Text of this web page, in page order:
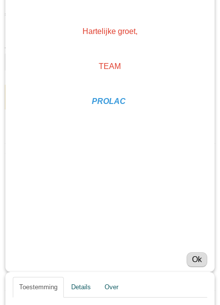
€ 309,22
Levertijd Geleverd binnen 24 uur!
Aantal
IN WINKELWAGEN
Scherp, geanodiseerde messen voor schoon, glad snijwerk
Beweegbare tapehouder om tape en papier altijd goed uitgelijnd te
houden
Hartelijke groet,
TEAM
PROLAC
Ok
Toestemming Details Over